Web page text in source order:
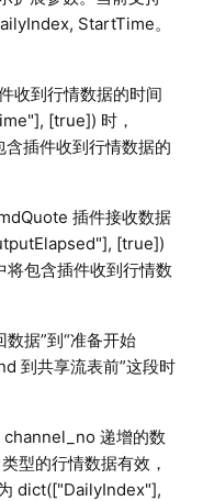
StartTime。
收到行情数据的时间
[true]) 时，
插件收到行情数据的
插件接收数据
[true])
将包含插件收到行情数
据”到“准备开始
到共享流表前”这段时
递增的数
型的行情数据有效，
dict(["DailyIndex"],